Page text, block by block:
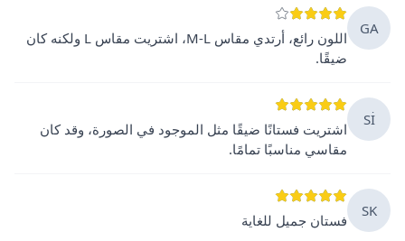
GA
اللون رائع، أرتدي مقاس M-L، اشتريت مقاس L ولكنه كان
ضيقًا.
Sİ
اشتريت فستانًا ضيقًا مثل الموجود في الصورة، وقد كان
مقاسي مناسبًا تمامًا.
SK
فستان جميل للغاية